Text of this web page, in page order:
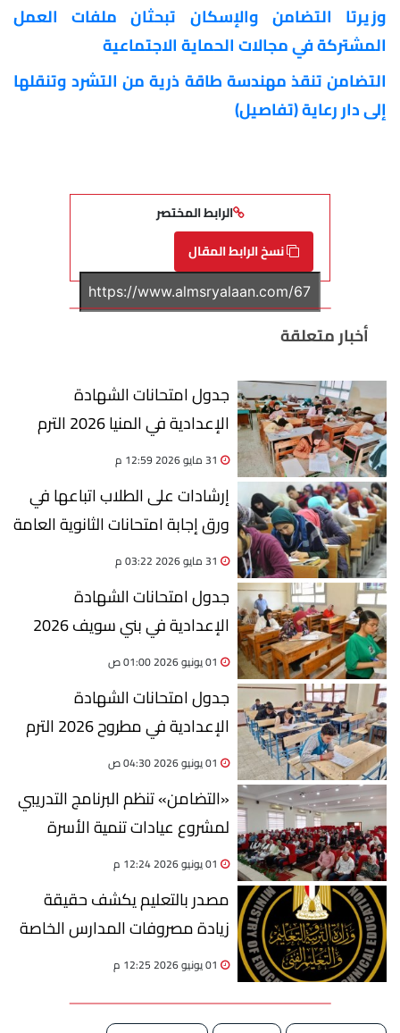
وزيرتا التضامن والإسكان تبحثان ملفات العمل
المشتركة في مجالات الحماية الاجتماعية
التضامن تنقذ مهندسة طاقة ذرية من التشرد وتنقلها
إلى دار رعاية (تفاصيل)
الرابط المختصر
نسخ الرابط المقال
أخبار متعلقة
جدول امتحانات الشهادة
الإعدادية في المنيا 2026 الترم
الثاني
31 مايو 2026 12:59 م
إرشادات على الطلاب اتباعها في
ورق إجابة امتحانات الثانوية العامة
2026 (فيديو)
31 مايو 2026 03:22 م
جدول امتحانات الشهادة
الإعدادية في بني سويف 2026
الترم الثاني
01 يونيو 2026 01:00 ص
جدول امتحانات الشهادة
الإعدادية في مطروح 2026 الترم
الثاني
01 يونيو 2026 04:30 ص
«التضامن» تنظم البرنامج التدريبي
لمشروع عيادات تنمية الأسرة
01 يونيو 2026 12:24 م
مصدر بالتعليم يكشف حقيقة
زيادة مصروفات المدارس الخاصة
والدولية
01 يونيو 2026 12:25 م